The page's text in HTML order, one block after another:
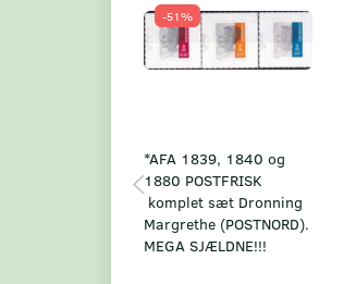
-51%
*AFA 1839, 1840 og
1880 POSTFRISK
komplet sæt Dronning
Margrethe (POSTNORD).
MEGA SJÆLDNE!!!